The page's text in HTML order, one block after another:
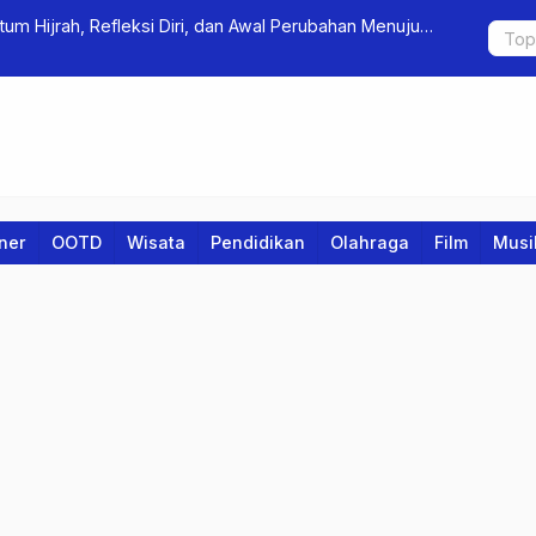
Hijrah, Refleksi Diri, dan Awal Perubahan Menuju
SMK
OOTD Wisata Pendidikan Olahraga Film